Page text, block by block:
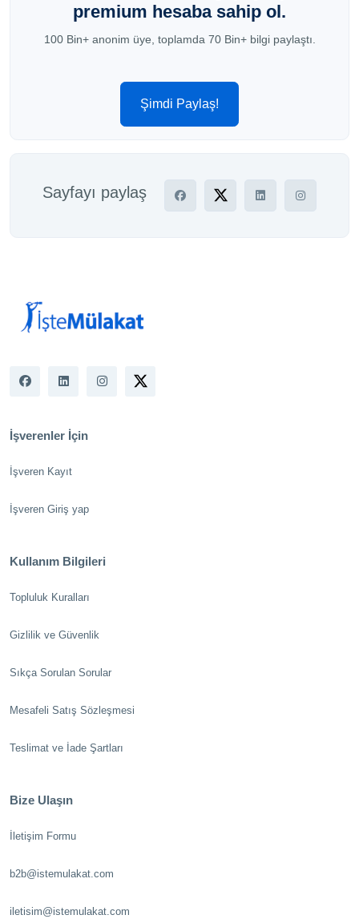
premium hesaba sahip ol.
100 Bin+ anonim üye, toplamda 70 Bin+ bilgi paylaştı.
Şimdi Paylaş!
Sayfayı paylaş
İşverenler İçin
İşveren Kayıt
İşveren Giriş yap
Kullanım Bilgileri
Topluluk Kuralları
Gizlilik ve Güvenlik
Sıkça Sorulan Sorular
Mesafeli Satış Sözleşmesi
Teslimat ve İade Şartları
Bize Ulaşın
İletişim Formu
b2b@istemulakat.com
iletisim@istemulakat.com